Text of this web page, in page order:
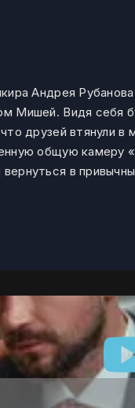
Андрея
Мишей. Видя себя
друзей втянули
общую
в